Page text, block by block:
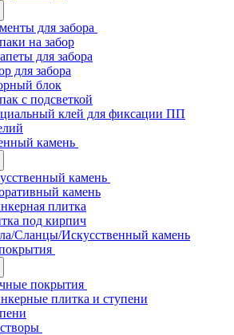
для забора
на забор
для забора
для забора
блок
с подсветкой
клей для фиксации ПП
камень
камень
камень
плитка
под кирпич
Сланцы/Искусственный камень
покрытия
плитка и ступени